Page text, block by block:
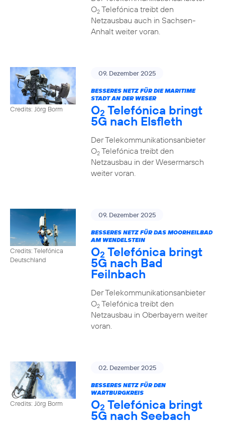
O2Telefónica treibt den
Netzausbau auch in Sachsen-
Anhalt weiter voran.
Credits: Jörg Borm
09. Dezember 2025
BESSERES NETZ FÜR DIE MARITIME
STADT AN DER WESER
O2 Telefónica bringt
5G nach Elsfleth
Der Telekommunikationsanbieter
O2Telefónica treibt den
Netzausbau in der Wesermarsch
weiter voran.
Credits: Telefónica
Deutschland
09. Dezember 2025
BESSERES NETZ FÜR DAS MOORHEILBAD
AM WENDELSTEIN
O2 Telefónica bringt
5G nach Bad
Feilnbach
Der Telekommunikationsanbieter
O2Telefónica treibt den
Netzausbau in Oberbayern weiter
voran.
Credits: Jörg Borm
02. Dezember 2025
BESSERES NETZ FÜR DEN
WARTBURGKREIS
O2 Telefónica bringt
5G nach Seebach